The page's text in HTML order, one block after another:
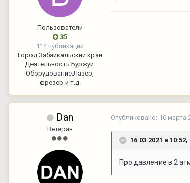
Пользователи
35
114 публикаций
Город:Забайкальский край
Деятельность:Буржуй.
Оборудование:Лазер,
фрезер и т.д.
Dan
Ветеран
Опубликовано: 16 марта
16.03.2021 в 10:52,
Про давление в 2